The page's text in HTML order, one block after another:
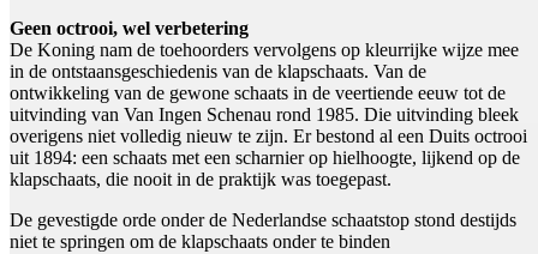
Geen octrooi, wel verbetering
De Koning nam de toehoorders vervolgens op kleurrijke wijze mee
in de ontstaansgeschiedenis van de klapschaats. Van de
ontwikkeling van de gewone schaats in de veertiende eeuw tot de
uitvinding van Van Ingen Schenau rond 1985. Die uitvinding bleek
overigens niet volledig nieuw te zijn. Er bestond al een Duits octrooi
uit 1894: een schaats met een scharnier op hielhoogte, lijkend op de
klapschaats, die nooit in de praktijk was toegepast.
De gevestigde orde onder de Nederlandse schaatstop stond destijds
niet te springen om de klapschaats onder te binden